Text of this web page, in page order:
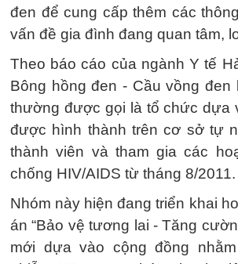
đen để cung cấp thêm các
vấn đề gia đình đang quan tâm,
Theo báo cáo của ngành Y tế
Bông hồng đen - Cầu vồng đen
thường được gọi là tổ chức dựa
được hình thành trên cơ sở tự
thành viên và tham gia các
chống HIV/AIDS từ tháng 8/2011.
Nhóm này hiện đang triển khai
án “Bảo vệ tương lai - Tăng
mới dựa vào cộng đồng